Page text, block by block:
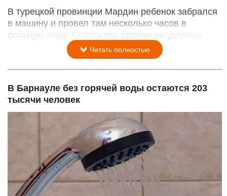
В турецкой провинции Мардин ребенок забрался
в машину и провел там несколько часов в
сильную жару. Спасти его врачам не удалось.
Читать полностью
В Барнауле без горячей воды остаются 203
тысячи человек